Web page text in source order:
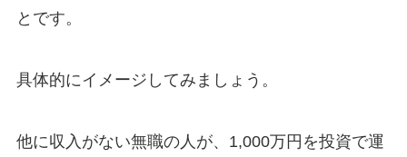
とです。
具体的にイメージしてみましょう。
他に収入がない無職の人が、1,000万円を投資で運